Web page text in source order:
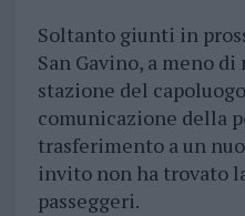
Soltanto giunti in
San Gavino, a meno di
stazione del
comunicazione della
trasferimento a un
invito non ha trovato
passeggeri.